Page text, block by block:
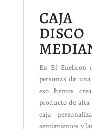
En El Enebron
personas de
eso hemos
producto de alta
caja
sentimientos y